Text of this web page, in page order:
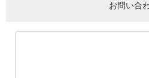
お問い合